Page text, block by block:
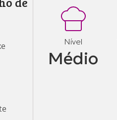
Nível
Médio